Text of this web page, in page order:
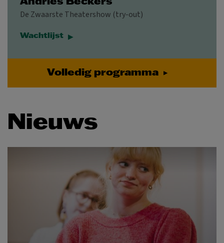
Andries Beckers
De Zwaarste Theatershow (try-out)
Wachtlijst
Volledig programma
Nieuws